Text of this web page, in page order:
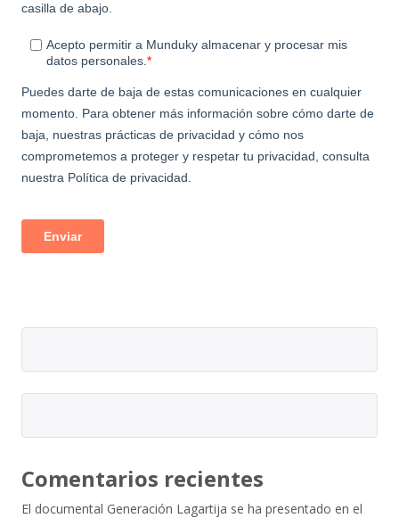
Comentarios recientes
El documental Generación Lagartija se ha presentado en el